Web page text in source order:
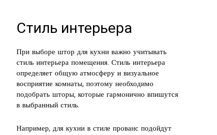
Стиль интерьера
При выборе штор для кухни важно учитывать
стиль интерьера помещения. Стиль интерьера
определяет общую атмосферу и визуальное
восприятие комнаты, поэтому необходимо
подобрать шторы, которые гармонично впишутся
в выбранный стиль.
Например, для кухни в стиле прованс подойдут